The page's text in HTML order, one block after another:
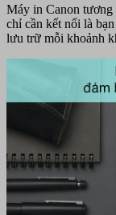
Máy in Canon tương
chỉ cần kết nối là
lưu trữ mỗi khoảnh